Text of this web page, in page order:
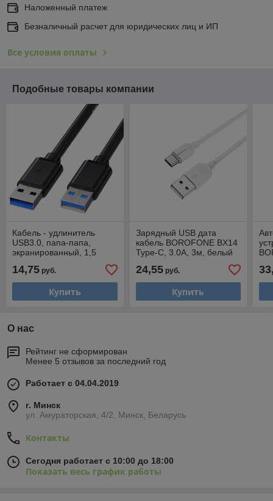
Наложенный платеж
Безналичный расчет для юридических лиц и ИП
Все условия оплаты
Подобные товары компании
Кабель - удлинитель
USB3.0, папа-папа,
экранированный, 1,5
14,75 руб.
Купить
Зарядный USB дата
кабель BOROFONE BX14
Type-C, 3.0A, 3м, белый
24,55руб.
Купить
О нас
Рейтинг не сформирован
Менее 5 отзывов за последний год
Работает с 04.04.2019
г. Минск
ул. Амураторская, 4/2, Минск, Беларусь
Контакты
Сегодня работает с 10:00 до 18:00
Показать весь график работы